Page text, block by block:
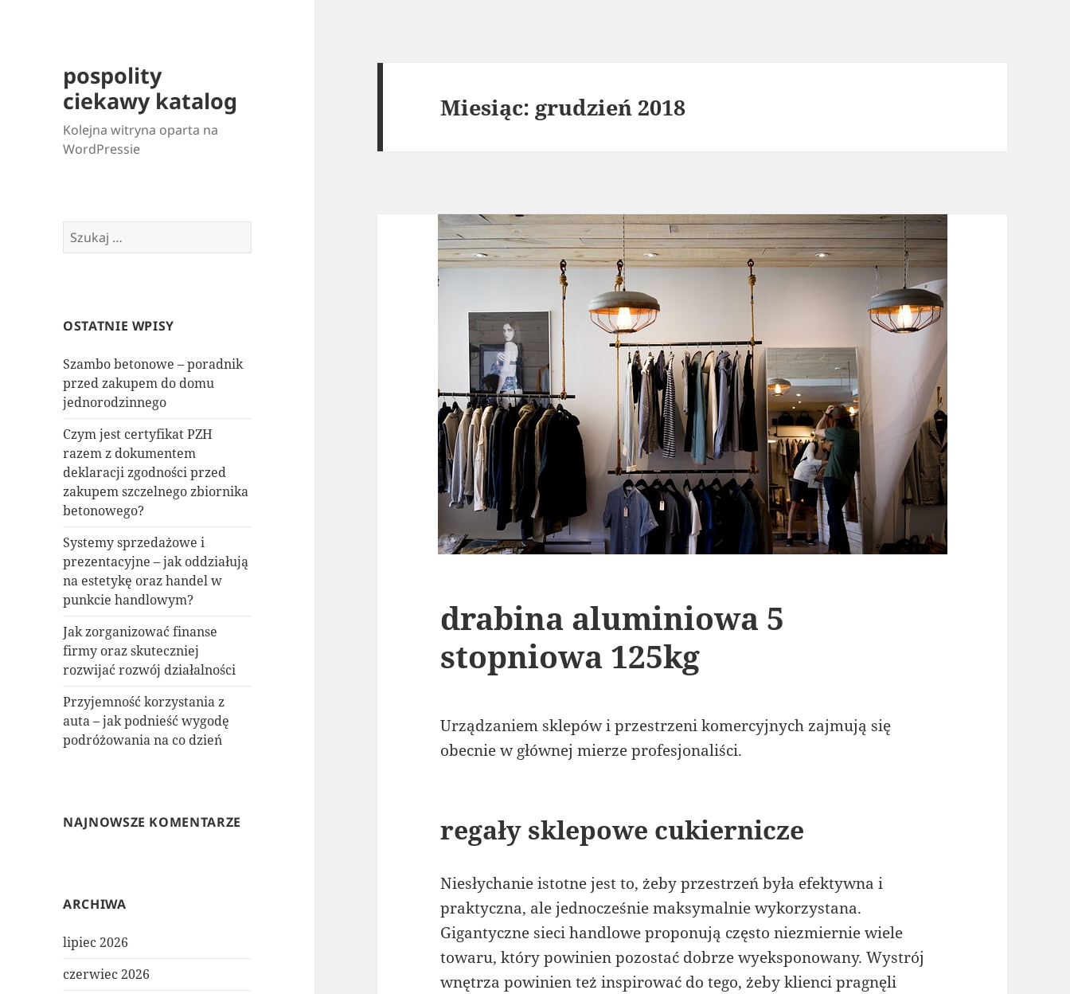
pospolity
ciekawy katalog
Kolejna witryna oparta na
WordPressie
Szukaj:
OSTATNIE WPISY
Szambo betonowe – poradnik
przed zakupem do domu
jednorodzinnego
Czym jest certyfikat PZH
razem z dokumentem
deklaracji zgodności przed
zakupem szczelnego zbiornika
betonowego?
Systemy sprzedażowe i
prezentacyjne – jak oddziałują
na estetykę oraz handel w
punkcie handlowym?
Jak zorganizować finanse
firmy oraz skuteczniej
rozwijać rozwój działalności
Przyjemność korzystania z
auta – jak podnieść wygodę
podróżowania na co dzień
NAJNOWSZE KOMENTARZE
ARCHIWA
lipiec 2026
czerwiec 2026
Miesiąc: grudzień 2018
drabina aluminiowa 5
stopniowa 125kg
Urządzaniem sklepów i przestrzeni komercyjnych zajmują się
obecnie w głównej mierze profesjonaliści.
regały sklepowe cukiernicze
Niesłychanie istotne jest to, żeby przestrzeń była efektywna i
praktyczna, ale jednocześnie maksymalnie wykorzystana.
Gigantyczne sieci handlowe proponują często niezmiernie wiele
towaru, który powinien pozostać dobrze wyeksponowany. Wystrój
wnętrza powinien też inspirować do tego, żeby klienci pragnęli